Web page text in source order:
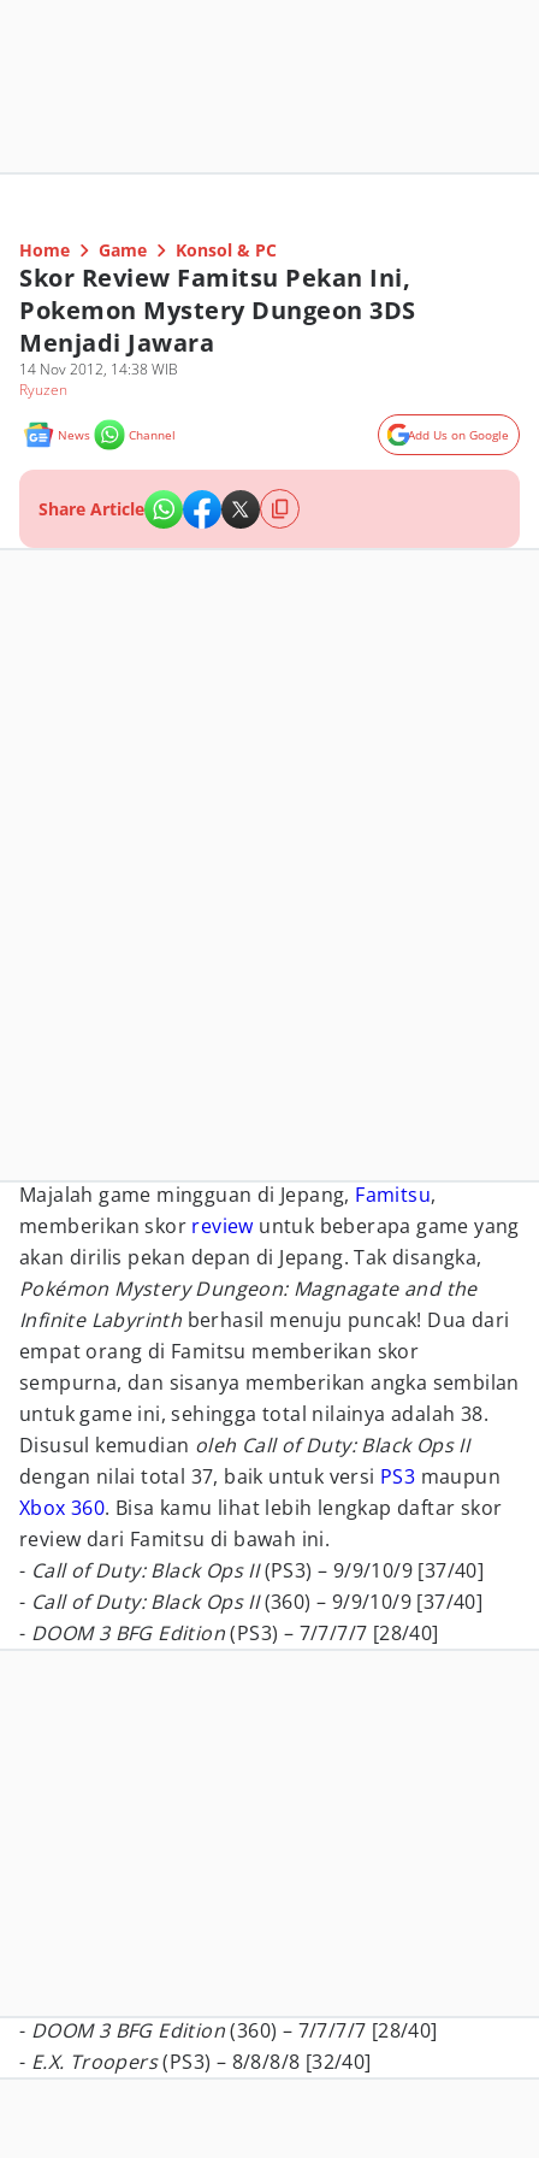
Home Game Konsol & PC
Skor Review Famitsu Pekan Ini,
Pokemon Mystery Dungeon 3DS
Menjadi Jawara
14 Nov 2012, 14:38 WIB
Ryuzen
News Channel Add Us on Google
Share Article
Majalah game mingguan di Jepang, Famitsu,
memberikan skor review untuk beberapa game yang
akan dirilis pekan depan di Jepang. Tak disangka,
Pokémon Mystery Dungeon: Magnagate and the
Infinite Labyrinth berhasil menuju puncak! Dua dari
empat orang di Famitsu memberikan skor
sempurna, dan sisanya memberikan angka sembilan
untuk game ini, sehingga total nilainya adalah 38.
Disusul kemudian oleh Call of Duty: Black Ops II
dengan nilai total 37, baik untuk versi PS3 maupun
Xbox 360. Bisa kamu lihat lebih lengkap daftar skor
review dari Famitsu di bawah ini.
- Call of Duty: Black Ops II(PS3) – 9/9/10/9 [37/40]
- Call of Duty: Black Ops II(360) – 9/9/10/9 [37/40]
- DOOM 3 BFG Edition(PS3) – 7/7/7/7 [28/40]
- DOOM 3 BFG Edition(360) – 7/7/7/7 [28/40]
- E.X. Troopers(PS3) – 8/8/8/8 [32/40]